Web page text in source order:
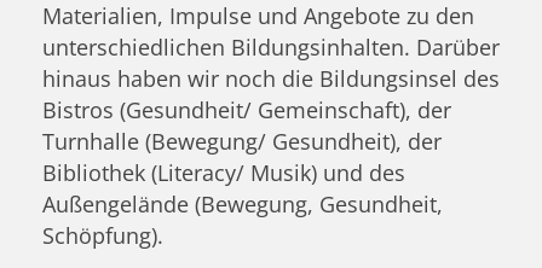
Materialien, Impulse und Angebote zu den
unterschiedlichen Bildungsinhalten. Darüber
hinaus haben wir noch die Bildungsinsel des
Bistros (Gesundheit/ Gemeinschaft), der
Turnhalle (Bewegung/ Gesundheit), der
Bibliothek (Literacy/ Musik) und des
Außengelände (Bewegung, Gesundheit,
Schöpfung).